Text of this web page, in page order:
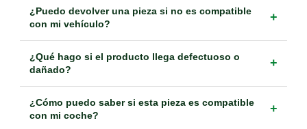
¿Puedo devolver una pieza si no es compatible
con mi vehículo?
+
¿Qué hago si el producto llega defectuoso o
dañado?
+
¿Cómo puedo saber si esta pieza es compatible
con mi coche?
+